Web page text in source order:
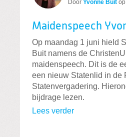
Door Yvonne Buit op
Maidenspeech
Op maandag 1 juni hield
Buit namens de
maidenspeech. Dit is de
een nieuw Statenlid in de
Statenvergadering.
bijdrage lezen.
Lees verder